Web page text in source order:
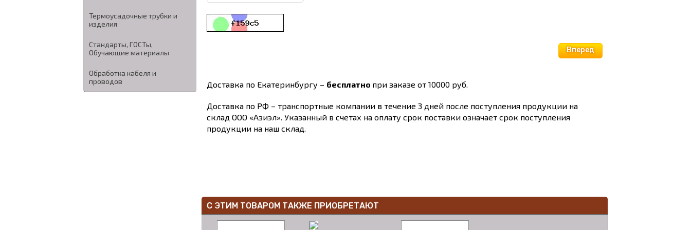
Термоусадочные трубки и
изделия
Стандарты, ГОСТы,
Обучающие материалы
Обработка кабеля и
проводов
Вперед
Доставка по Екатеринбургу – бесплатно при заказе от 10000 руб.
Доставка по РФ – транспортные компании в течение 3 дней после поступления продукции на
склад ООО «Азиэл». Указанный в счетах на оплату срок поставки означает срок поступления
продукции на наш склад.
С ЭТИМ ТОВАРОМ ТАКЖЕ ПРИОБРЕТАЮТ